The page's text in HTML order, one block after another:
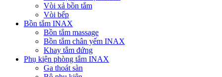
Vòi xả bồn tắm
Vòi bếp
Bồn tắm INAX
Bồn tắm massage
Bồn tắm chân yếm INAX
Khay tắm đứng
Phụ kiện phòng tắm INAX
Ga thoát sàn